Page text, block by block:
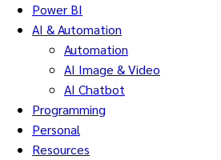
Power BI
AI & Automation
Automation
AI Image & Video
AI Chatbot
Programming
Personal
Resources